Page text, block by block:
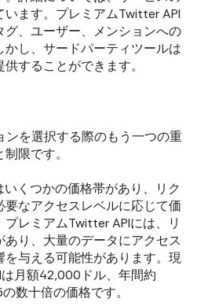
います。プレミアムTwitter API
、ユーザー、メンションへの
し、サードパーティツールは
することができます。
ンを選択する際のもう一つの重
限です。
くつかの価格帯があり、リク
なアクセスレベルに応じて価
レミアムTwitter APIには、リ
り、大量のデータにアクセス
与える可能性があります。現
月額42,000ドル、年間約
数十倍の価格です。